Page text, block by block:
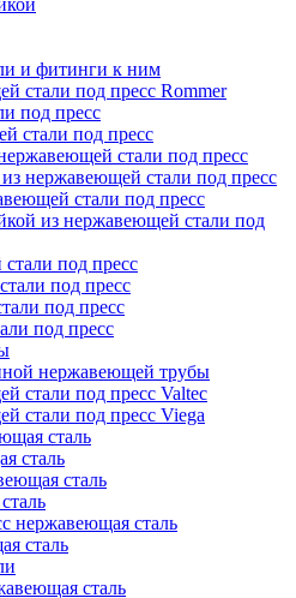
и фитинги к ним
стали под пресс Rommer
под пресс
стали под пресс
стали под пресс
нержавеющей стали под пресс
стали под пресс
из нержавеющей стали под
под пресс
под пресс
под пресс
под пресс
нержавеющей трубы
стали под пресс Valtec
стали под пресс Viega
сталь
сталь
сталь
нержавеющая сталь
сталь
сталь